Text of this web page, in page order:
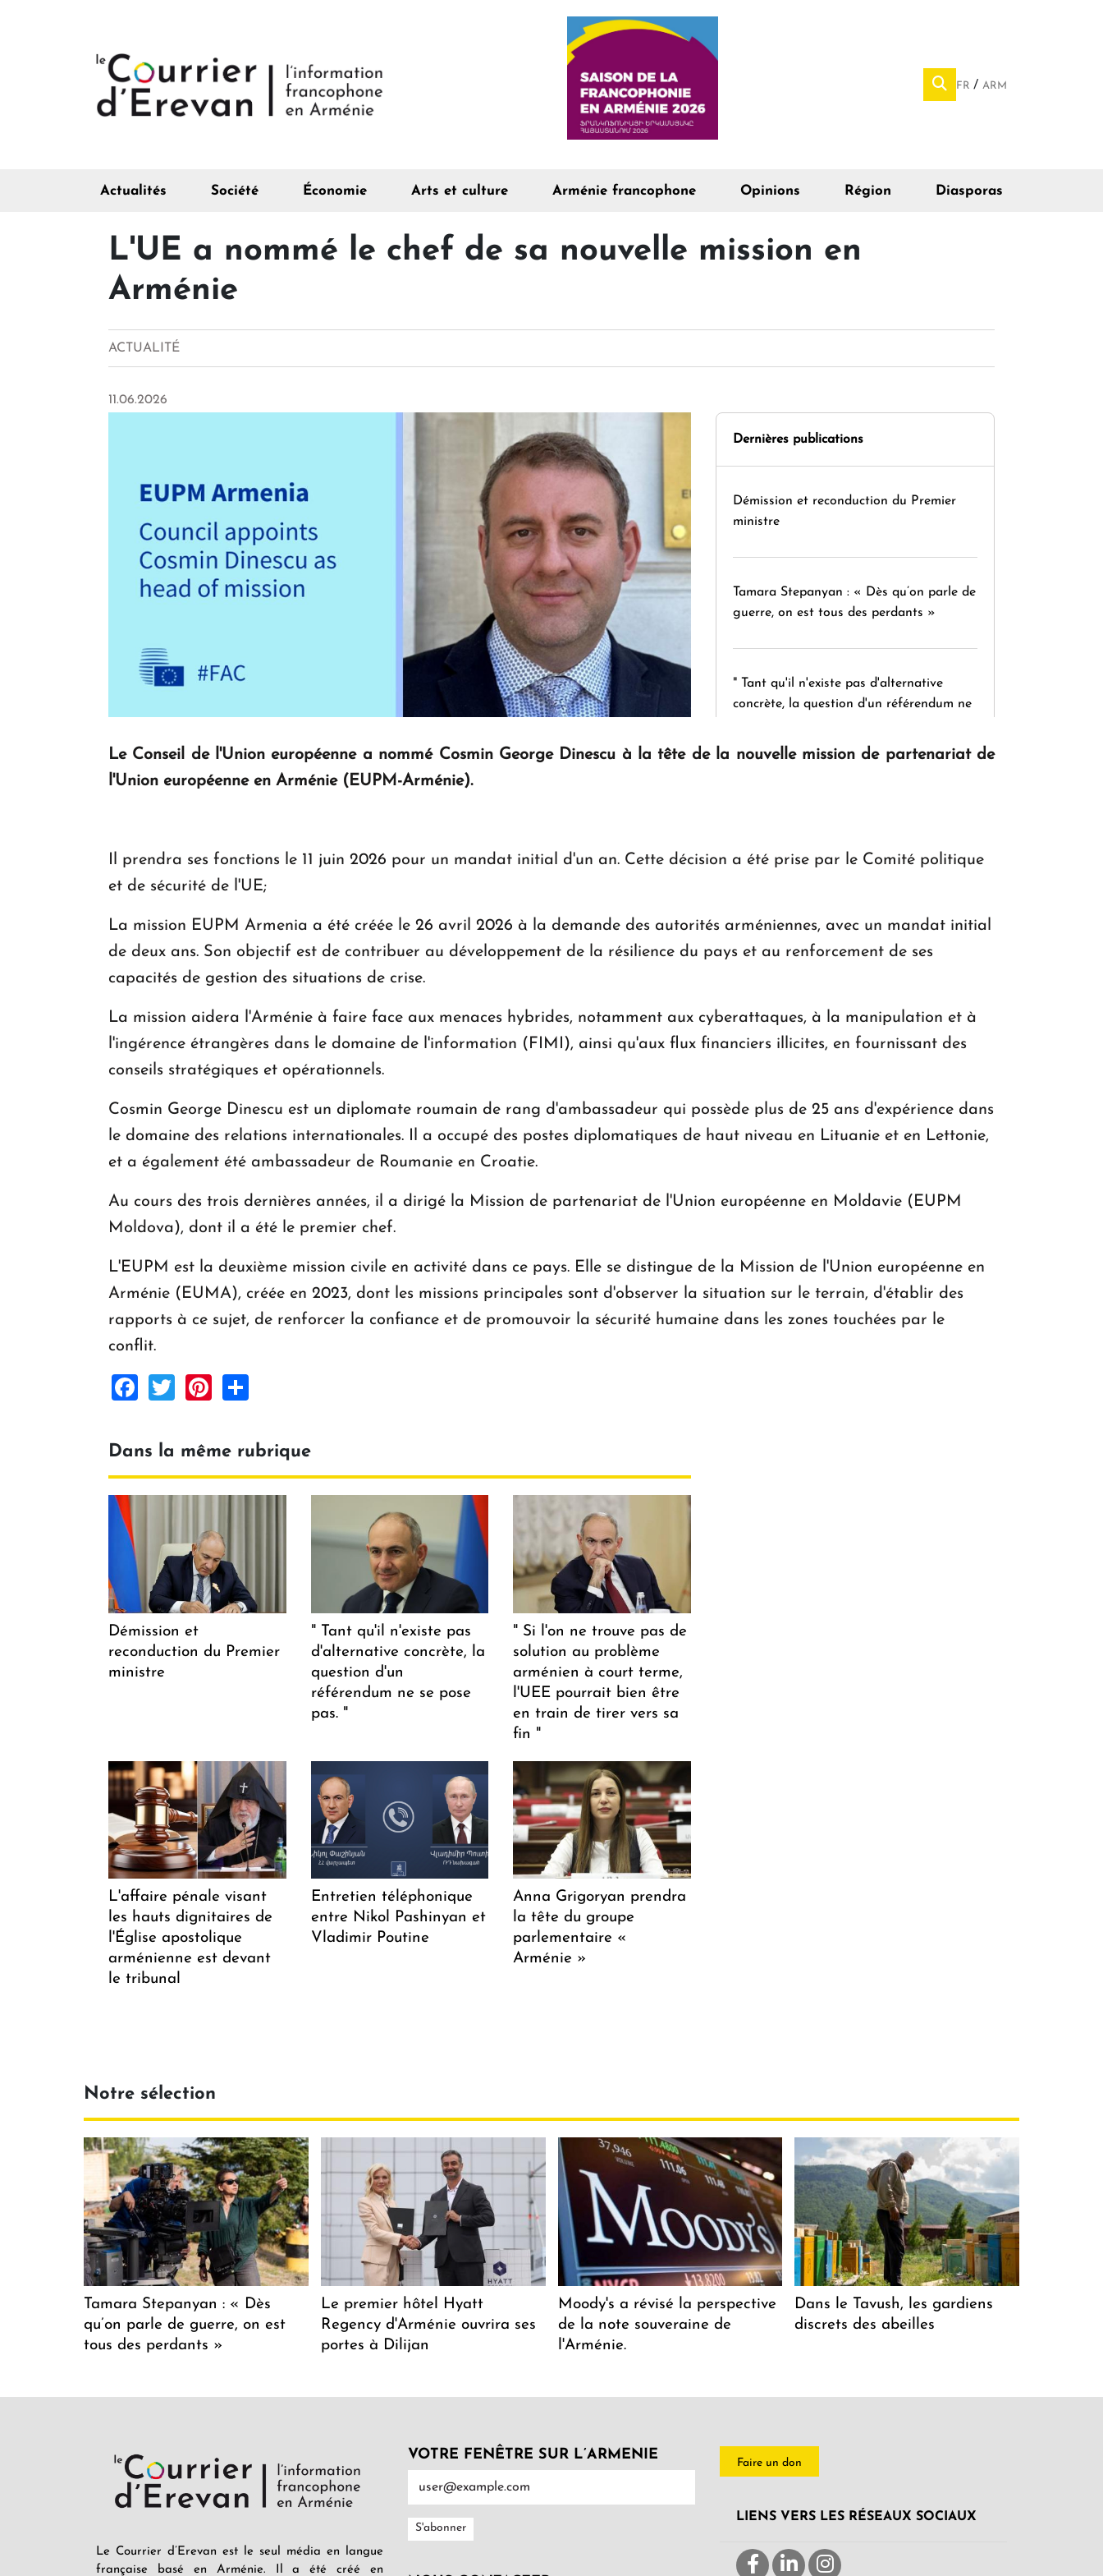
FR ARM
Actualités Société Économie Arts et culture Arménie francophone Opinions Région Diasporas
L'UE a nommé le chef de sa nouvelle mission en
Arménie
ACTUALITÉ
11.06.2026
Dernières publications
Démission et reconduction du Premier
ministre
Tamara Stepanyan : « Dès qu’on parle de
guerre, on est tous des perdants »
" Tant qu'il n'existe pas d'alternative
concrète, la question d'un référendum ne
Le Conseil de l'Union européenne a nommé Cosmin George Dinescu à la tête de la nouvelle mission de partenariat de
l'Union européenne en Arménie (EUPM-Arménie).
Il prendra ses fonctions le 11 juin 2026 pour un mandat initial d'un an. Cette décision a été prise par le Comité politique
et de sécurité de l'UE;
La mission EUPM Armenia a été créée le 26 avril 2026 à la demande des autorités arméniennes, avec un mandat initial
de deux ans. Son objectif est de contribuer au développement de la résilience du pays et au renforcement de ses
capacités de gestion des situations de crise.
La mission aidera l'Arménie à faire face aux menaces hybrides, notamment aux cyberattaques, à la manipulation et à
l'ingérence étrangères dans le domaine de l'information (FIMI), ainsi qu'aux flux financiers illicites, en fournissant des
conseils stratégiques et opérationnels.
Cosmin George Dinescu est un diplomate roumain de rang d'ambassadeur qui possède plus de 25 ans d'expérience dans
le domaine des relations internationales. Il a occupé des postes diplomatiques de haut niveau en Lituanie et en Lettonie,
et a également été ambassadeur de Roumanie en Croatie.
Au cours des trois dernières années, il a dirigé la Mission de partenariat de l'Union européenne en Moldavie (EUPM
Moldova), dont il a été le premier chef.
L'EUPM est la deuxième mission civile en activité dans ce pays. Elle se distingue de la Mission de l'Union européenne en
Arménie (EUMA), créée en 2023, dont les missions principales sont d'observer la situation sur le terrain, d'établir des
rapports à ce sujet, de renforcer la confiance et de promouvoir la sécurité humaine dans les zones touchées par le
conflit.
Facebook
TwitterPinterest
Dans la même rubrique
Démission et
reconduction du Premier
ministre
" Tant qu'il n'existe pas
d'alternative concrète, la
question d'un
référendum ne se pose
pas. "
" Si l'on ne trouve pas de
solution au problème
arménien à court terme,
l'UEE pourrait bien être
en train de tirer vers sa
fin "
L'affaire pénale visant
les hauts dignitaires de
l'Église apostolique
arménienne est devant
le tribunal
Entretien téléphonique
entre Nikol Pashinyan et
Vladimir Poutine
Anna Grigoryan prendra
la tête du groupe
parlementaire «
Arménie »
Notre sélection
Tamara Stepanyan : « Dès
qu’on parle de guerre, on est
tous des perdants »
Le premier hôtel Hyatt
Regency d'Arménie ouvrira ses
portes à Dilijan
Moody's a révisé la perspective
de la note souveraine de
l'Arménie.
Dans le Tavush, les gardiens
discrets des abeilles
Le Courrier d’Erevan est le seul média en langue
française basé en Arménie. Il a été créé en
VOTRE FENÊTRE SUR L’ARMENIE
Faire un don
LIENS VERS LES RÉSEAUX SOCIAUX